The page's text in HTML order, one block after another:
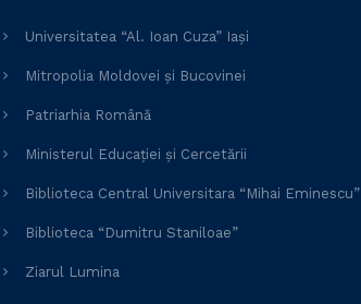
Universitatea “Al. Ioan Cuza” Iași
Mitropolia Moldovei și Bucovinei
Patriarhia Română
Ministerul Educației și Cercetării
Biblioteca Central Universitara “Mihai Eminescu”
Biblioteca “Dumitru Staniloae”
Ziarul Lumina